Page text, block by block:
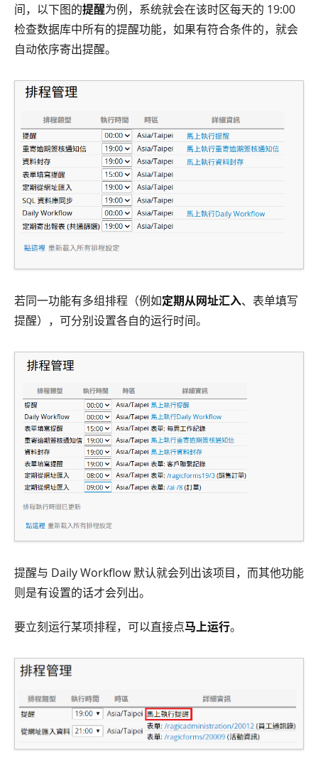
间，以下图的提醒为例，系统就会在该时区每天的 19:00
检查数据库中所有的提醒功能，如果有符合条件的，就会
自动依序寄出提醒。
若同一功能有多组排程（例如定期从网址汇入、表单填写
提醒），可分别设置各自的运行时间。
提醒与 Daily Workflow 默认就会列出该项目，而其他功能
则是有设置的话才会列出。
要立刻运行某项排程，可以直接点马上运行。